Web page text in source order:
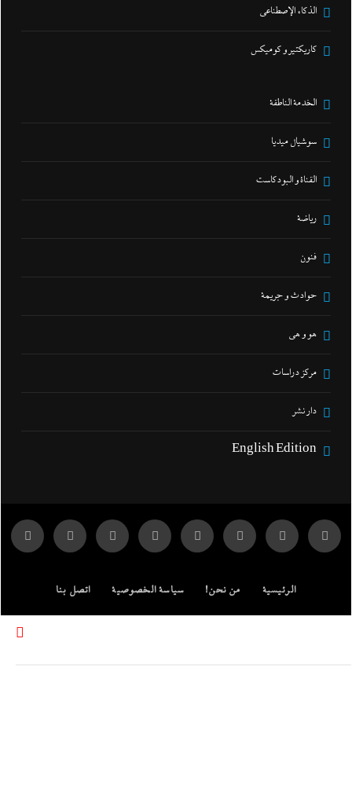
الذكاء الإصطناعي
كاريكتير و كوميكس
الخدمة الناطقة
سوشيال ميديا
القناة و البودكاست
رياضة
فنون
حوادث و جريمة
هو و هي
مركز دراسات
دار نشر
English Edition
الرئيسية من نحن! سياسة الخصوصية اتصل بنا